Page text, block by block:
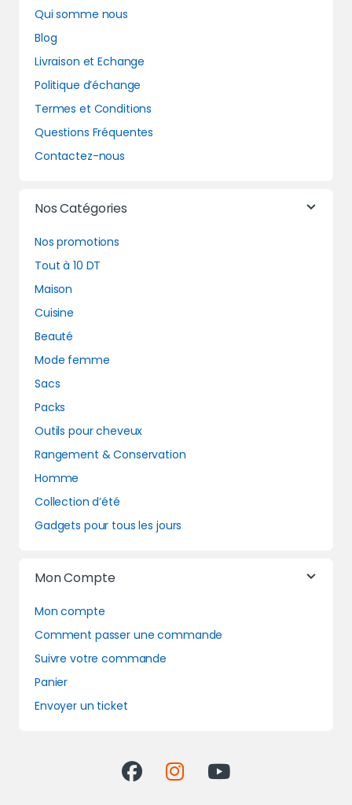
Qui somme nous
Blog
Livraison et Echange
Politique d’échange
Termes et Conditions
Questions Fréquentes
Contactez-nous
Nos Catégories
Nos promotions
Tout à 10 DT
Maison
Cuisine
Beauté
Mode femme
Sacs
Packs
Outils pour cheveux
Rangement & Conservation
Homme
Collection d’été
Gadgets pour tous les jours
Mon Compte
Mon compte
Comment passer une commande
Suivre votre commande
Panier
Envoyer un ticket